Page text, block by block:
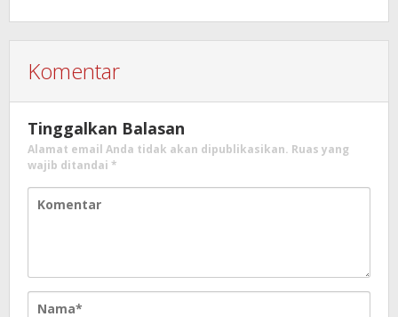
Komentar
Tinggalkan Balasan
Alamat email Anda tidak akan dipublikasikan. Ruas yang
wajib ditandai *